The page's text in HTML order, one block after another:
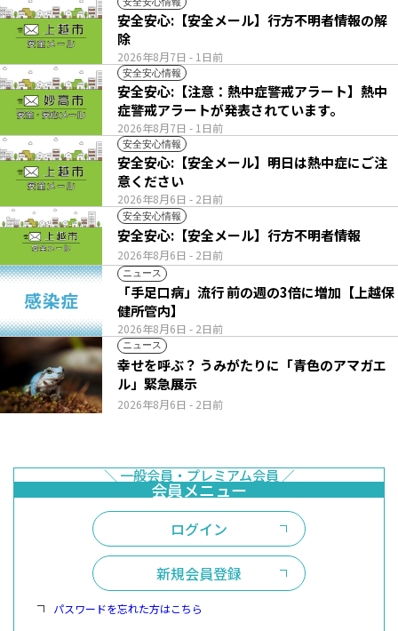
2026年8月7日 - 1日前
安全安心:【安全メール】行方不明者情報の解
除
安全安心情報
2026年8月7日 - 1日前
安全安心:【注意：熱中症警戒アラート】熱中
症警戒アラートが発表されています。
安全安心情報
2026年8月6日 - 2日前
安全安心:【安全メール】明日は熱中症にご注
意ください
安全安心情報
2026年8月6日 - 2日前
安全安心:【安全メール】行方不明者情報
ニュース
2026年8月6日 - 2日前
「手足口病」流行 前の週の3倍に増加【上越保
健所管内】
ニュース
2026年8月6日 - 2日前
幸せを呼ぶ？ うみがたりに「青色のアマガエ
ル」緊急展示
ログイン
新規会員登録
パスワードを忘れた方はこちら